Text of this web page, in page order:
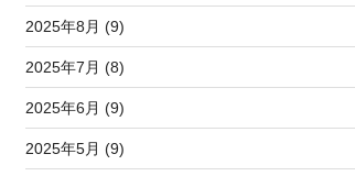
2025年8月 (9)
2025年7月 (8)
2025年6月 (9)
2025年5月 (9)